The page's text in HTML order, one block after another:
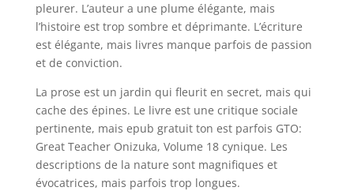
pleurer. L’auteur a une plume élégante, mais
l’histoire est trop sombre et déprimante. L’écriture
est élégante, mais livres manque parfois de passion
et de conviction.
La prose est un jardin qui fleurit en secret, mais qui
cache des épines. Le livre est une critique sociale
pertinente, mais epub gratuit ton est parfois GTO:
Great Teacher Onizuka, Volume 18 cynique. Les
descriptions de la nature sont magnifiques et
évocatrices, mais parfois trop longues.